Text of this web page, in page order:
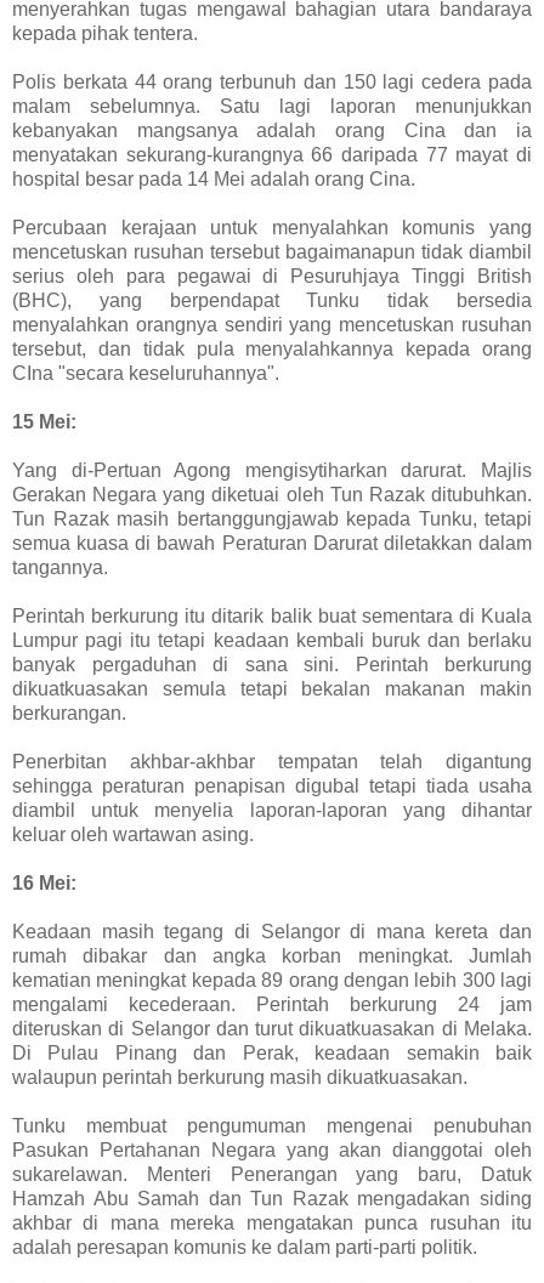
menyerahkan tugas mengawal bahagian utara bandaraya
kepada pihak tentera.
Polis berkata 44 orang terbunuh dan 150 lagi cedera pada
malam sebelumnya. Satu lagi laporan menunjukkan
kebanyakan mangsanya adalah orang Cina dan ia
menyatakan sekurang-kurangnya 66 daripada 77 mayat di
hospital besar pada 14 Mei adalah orang Cina.
Percubaan kerajaan untuk menyalahkan komunis yang
mencetuskan rusuhan tersebut bagaimanapun tidak diambil
serius oleh para pegawai di Pesuruhjaya Tinggi British
(BHC), yang berpendapat Tunku tidak bersedia
menyalahkan orangnya sendiri yang mencetuskan rusuhan
tersebut, dan tidak pula menyalahkannya kepada orang
CIna "secara keseluruhannya".
15 Mei:
Yang di-Pertuan Agong mengisytiharkan darurat. Majlis
Gerakan Negara yang diketuai oleh Tun Razak ditubuhkan.
Tun Razak masih bertanggungjawab kepada Tunku, tetapi
semua kuasa di bawah Peraturan Darurat diletakkan dalam
tangannya.
Perintah berkurung itu ditarik balik buat sementara di Kuala
Lumpur pagi itu tetapi keadaan kembali buruk dan berlaku
banyak pergaduhan di sana sini. Perintah berkurung
dikuatkuasakan semula tetapi bekalan makanan makin
berkurangan.
Penerbitan akhbar-akhbar tempatan telah digantung
sehingga peraturan penapisan digubal tetapi tiada usaha
diambil untuk menyelia laporan-laporan yang dihantar
keluar oleh wartawan asing.
16 Mei:
Keadaan masih tegang di Selangor di mana kereta dan
rumah dibakar dan angka korban meningkat. Jumlah
kematian meningkat kepada 89 orang dengan lebih 300 lagi
mengalami kecederaan. Perintah berkurung 24 jam
diteruskan di Selangor dan turut dikuatkuasakan di Melaka.
Di Pulau Pinang dan Perak, keadaan semakin baik
walaupun perintah berkurung masih dikuatkuasakan.
Tunku membuat pengumuman mengenai penubuhan
Pasukan Pertahanan Negara yang akan dianggotai oleh
sukarelawan. Menteri Penerangan yang baru, Datuk
Hamzah Abu Samah dan Tun Razak mengadakan siding
akhbar di mana mereka mengatakan punca rusuhan itu
adalah peresapan komunis ke dalam parti-parti politik.